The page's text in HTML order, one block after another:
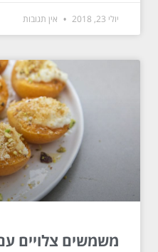
יולי 23, 2018 אין תגובות
משמשים צלויים